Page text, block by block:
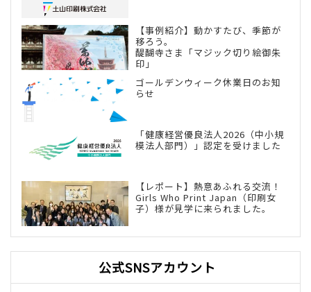
【事例紹介】動かすたび、季節が
移ろう。
醍醐寺さま「マジック切り絵御朱
印」
ゴールデンウィーク休業日のお知
らせ
「健康経営優良法人2026（中小規
模法人部門）」認定を受けました
【レポート】熱意あふれる交流！
Girls Who Print Japan（印刷女
子）様が見学に来られました。
公式SNSアカウント